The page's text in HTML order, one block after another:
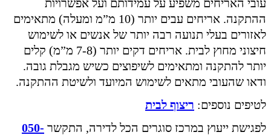
עובי האריחים משפיע על עמידותם ועל אפשרויות
ההתקנה. אריחים עבים יותר (10 מ”מ ומעלה) מתאימים
לאזורים בעלי תנועה רבה יותר של אנשים או לשימוש
חיצוני מחוץ לבית. אריחים דקים יותר (7-8 מ”מ) קלים
יותר להתקנה ומתאימים לשיפוצים כשיש מגבלת גובה.
ודאו שהעובי מתאים לשימוש המיועד ולשיטת ההתקנה.
לטיפים נוספים: ריצוף לבית
לפגישת ייעוץ במרכז סוגרים הכל לדירה, התקשר 050-